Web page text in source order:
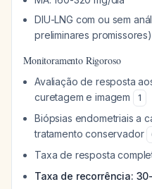
DIU-LNG com ou sem
preliminares promissores)
Monitoramento Rigoroso
Avaliação de resposta
curetagem e imagem
1
Biópsias endometriais a
tratamento conservador
Taxa de resposta
Taxa de recorrência: